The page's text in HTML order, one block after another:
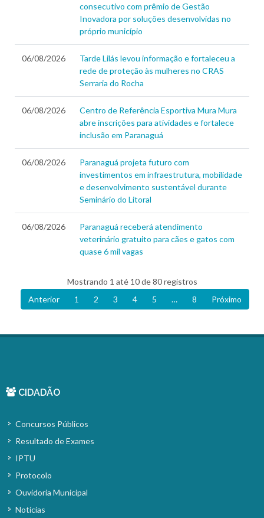
consecutivo com prêmio de Gestão
Inovadora por soluções desenvolvidas no
próprio município
06/08/2026
Tarde Lilás levou informação e fortaleceu a
rede de proteção às mulheres no CRAS
Serraria do Rocha
06/08/2026
Centro de Referência Esportiva Mura Mura
abre inscrições para atividades e fortalece
inclusão em Paranaguá
06/08/2026
Paranaguá projeta futuro com
investimentos em infraestrutura, mobilidade
e desenvolvimento sustentável durante
Seminário do Litoral
06/08/2026
Paranaguá receberá atendimento
veterinário gratuito para cães e gatos com
quase 6 mil vagas
Mostrando 1 até 10 de 80 registros
Anterior
1 2 3 4 5 … 8 Próximo
CIDADÃO
Concursos Públicos
Resultado de Exames
IPTU
Protocolo
Ouvidoria Municipal
Notícias